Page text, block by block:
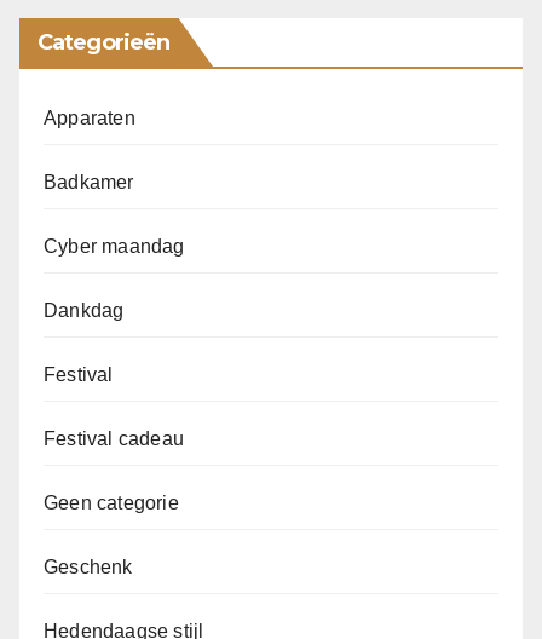
Categorieën
Apparaten
Badkamer
Cyber maandag
Dankdag
Festival
Festival cadeau
Geen categorie
Geschenk
Hedendaagse stijl